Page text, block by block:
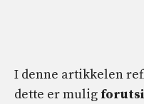
I denne artikkelen
dette er mulig forutsi